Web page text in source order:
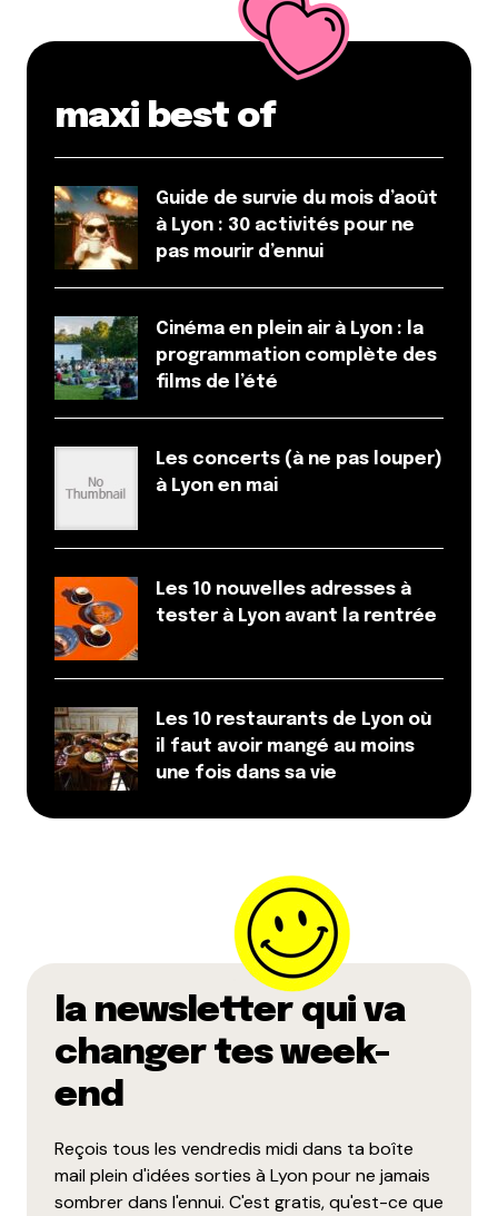
Merci de l’info, c’est ajouté !
Il y a également La Corée , 278 rue Garibaldi. Ils font
à emporter et c’est super bon!!!!!
Marion
16 novembre 2020 à 22 h 10 min
Répondre
Merci de l’info, c’est ajouté !
Elodie
17 novembre 2020 à 14 h 54 min
Salut les chatons, il y a aussi Pizza Cosy Sans-Souci
au 61 cours Albert Thomas. De mémoire vous aviez
parlé lors de son ouverture de notre enseigne sur
Croix rousse et depuis le 22 mai notre super pate à
pizza maison faite tous les matins dans notre
restaurant et nos bons ingrédients frais sont aussi
disponibles en bas du caillou (avec une salle de
restauration mais ça ce n’est pas le sujet compte
tenu du contexte sanitaire) A très vite pour vous
faire visiter notre chouette établissement.
16 novembre 2020 à 22 h 31 min
Merci de l’info, c’est ajouté
17 novembre 2020 à 14 h 51 min
Répondre
emporter est du lundi à samedi : 11:45-14:30
marion
18 novembre 2020 à 8 h 52 min
Répondre
maxi best of
Guide de survie du mois d’août
à Lyon : 30 activités pour ne
pas mourir d’ennui
Cinéma en plein air à Lyon : la
programmation complète des
films de l’été
Les concerts (à ne pas louper)
à Lyon en mai
Les 10 nouvelles adresses à
tester à Lyon avant la rentrée
Les 10 restaurants de Lyon où
il faut avoir mangé au moins
une fois dans sa vie
la newsletter qui va
changer tes week-
end
Reçois tous les vendredis midi dans ta boîte
mail plein d'idées sorties à Lyon pour ne jamais
sombrer dans l'ennui. C'est gratis, qu'est-ce que